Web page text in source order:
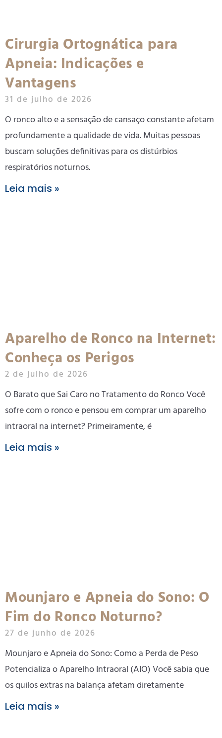
Cirurgia Ortognática para
Apneia: Indicações e
Vantagens
31 de julho de 2026
O ronco alto e a sensação de cansaço constante afetam
profundamente a qualidade de vida. Muitas pessoas
buscam soluções definitivas para os distúrbios
respiratórios noturnos.
Leia mais »
Aparelho de Ronco na Internet:
Conheça os Perigos
2 de julho de 2026
O Barato que Sai Caro no Tratamento do Ronco Você
sofre com o ronco e pensou em comprar um aparelho
intraoral na internet? Primeiramente, é
Leia mais »
Mounjaro e Apneia do Sono: O
Fim do Ronco Noturno?
27 de junho de 2026
Mounjaro e Apneia do Sono: Como a Perda de Peso
Potencializa o Aparelho Intraoral (AIO) Você sabia que
os quilos extras na balança afetam diretamente
Leia mais »